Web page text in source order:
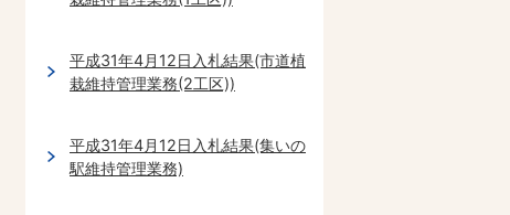
平成31年4月12日入札結果(市道植
栽維持管理業務(2工区))
平成31年4月12日入札結果(集いの
駅維持管理業務)